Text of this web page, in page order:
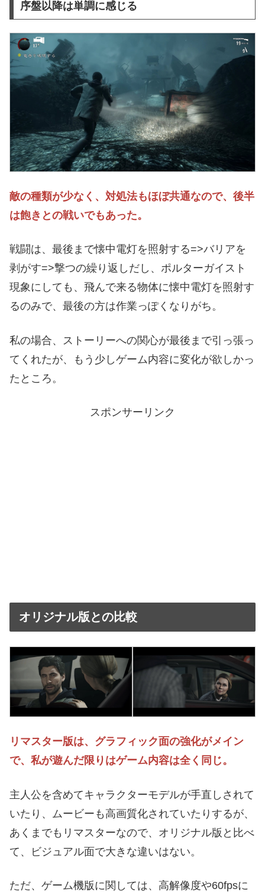
序盤以降は単調に感じる
敵の種類が少なく、対処法もほぼ共通なので、後半
は飽きとの戦いでもあった。
戦闘は、最後まで懐中電灯を照射する=>バリアを
剥がす=>撃つの繰り返しだし、ポルターガイスト
現象にしても、飛んで来る物体に懐中電灯を照射す
るのみで、最後の方は作業っぽくなりがち。
私の場合、ストーリーへの関心が最後まで引っ張っ
てくれたが、もう少しゲーム内容に変化が欲しかっ
たところ。
スポンサーリンク
オリジナル版との比較
リマスター版は、グラフィック面の強化がメイン
で、私が遊んだ限りはゲーム内容は全く同じ。
主人公を含めてキャラクターモデルが手直しされて
いたり、ムービーも高画質化されていたりするが、
あくまでもリマスターなので、オリジナル版と比べ
て、ビジュアル面で大きな違いはない。
ただ、ゲーム機版に関しては、高解像度や60fpsに